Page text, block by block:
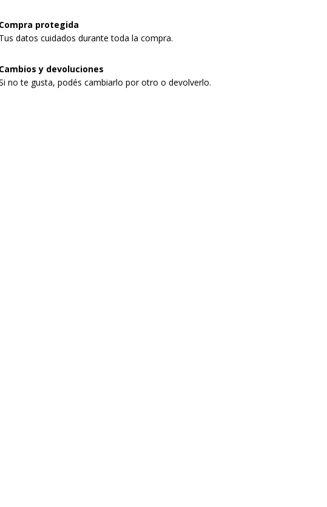
Compra protegida
Tus datos cuidados durante toda la compra.
Cambios y devoluciones
no te gusta, podés cambiarlo por otro o devolverlo.